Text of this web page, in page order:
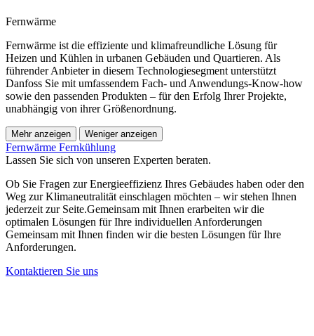
Fernwärme
Fernwärme ist die effiziente und klimafreundliche Lösung für
Heizen und Kühlen in urbanen Gebäuden und Quartieren. Als
führender Anbieter in diesem Technologiesegment unterstützt
Danfoss Sie mit umfassendem Fach- und Anwendungs-Know-how
sowie den passenden Produkten – für den Erfolg Ihrer Projekte,
unabhängig von ihrer Größenordnung.
Mehr anzeigen Weniger anzeigen
Fernwärme Fernkühlung
Lassen Sie sich von unseren Experten beraten.
Ob Sie Fragen zur Energieeffizienz Ihres Gebäudes haben oder den
Weg zur Klimaneutralität einschlagen möchten – wir stehen Ihnen
jederzeit zur Seite.Gemeinsam mit Ihnen erarbeiten wir die
optimalen Lösungen für Ihre individuellen Anforderungen
Gemeinsam mit Ihnen finden wir die besten Lösungen für Ihre
Anforderungen.
Kontaktieren Sie uns